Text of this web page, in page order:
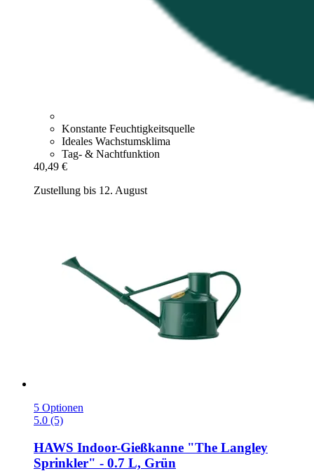
Konstante Feuchtigkeitsquelle
Ideales Wachstumsklima
Tag- & Nachtfunktion
40,49 €
Zustellung bis 12. August
5 Optionen
5.0 (5)
HAWS Indoor-​Gießkanne "The Langley
Sprinkler" -​ 0.7 L, Grün